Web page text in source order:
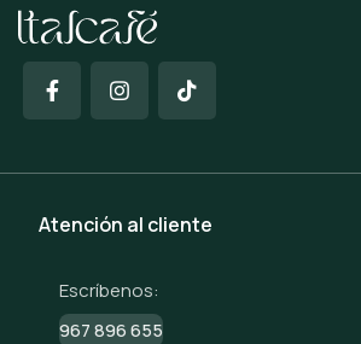
Atención al cliente
Escríbenos:
967 896 655